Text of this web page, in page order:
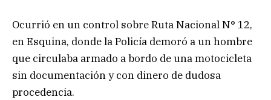
Ocurrió en un control sobre Ruta Nacional N° 12,
en Esquina, donde la Policía demoró a un hombre
que circulaba armado a bordo de una motocicleta
sin documentación y con dinero de dudosa
procedencia.